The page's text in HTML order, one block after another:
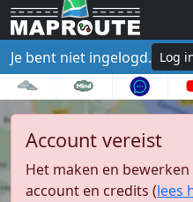
Je bent niet ingelogd. Log
Account vereist
Het maken en
account en credits (lees